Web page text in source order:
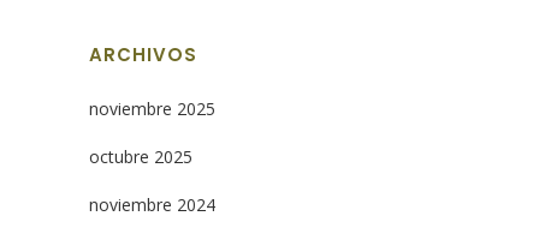
ARCHIVOS
noviembre 2025
octubre 2025
noviembre 2024